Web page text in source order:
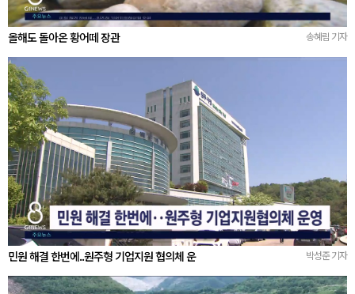
올해도 돌아온 황어떼 장관 송혜림 기자
민원 해결 한번에..원주형 기업지원 협의체 운 박성준 기자